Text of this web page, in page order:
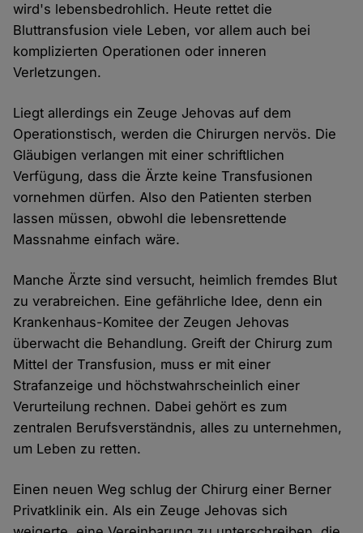
wird's lebensbedrohlich. Heute rettet die
Bluttransfusion viele Leben, vor allem auch bei
komplizierten Operationen oder inneren
Verletzungen.
Liegt allerdings ein Zeuge Jehovas auf dem
Operationstisch, werden die Chirurgen nervös. Die
Gläubigen verlangen mit einer schriftlichen
Verfügung, dass die Ärzte keine Transfusionen
vornehmen dürfen. Also den Patienten sterben
lassen müssen, obwohl die lebensrettende
Massnahme einfach wäre.
Manche Ärzte sind versucht, heimlich fremdes Blut
zu verabreichen. Eine gefährliche Idee, denn ein
Krankenhaus-Komitee der Zeugen Jehovas
überwacht die Behandlung. Greift der Chirurg zum
Mittel der Transfusion, muss er mit einer
Strafanzeige und höchstwahrscheinlich einer
Verurteilung rechnen. Dabei gehört es zum
zentralen Berufsverständnis, alles zu unternehmen,
um Leben zu retten.
Einen neuen Weg schlug der Chirurg einer Berner
Privatklinik ein. Als ein Zeuge Jehovas sich